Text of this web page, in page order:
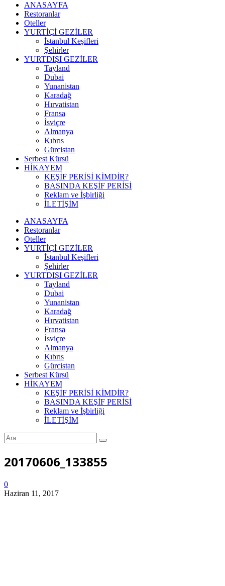
ANASAYFA
Restoranlar
Oteller
YURTİÇİ GEZİLER
İstanbul Keşifleri
Şehirler
YURTDIŞI GEZİLER
Tayland
Dubai
Yunanistan
Karadağ
Hırvatistan
Fransa
İsviçre
Almanya
Kıbrıs
Gürcistan
Serbest Kürsü
HİKAYEM
KEŞİF PERİSİ KİMDİR?
BASINDA KEŞİF PERİSİ
Reklam ve İşbirliği
İLETİŞİM
ANASAYFA
Restoranlar
Oteller
YURTİÇİ GEZİLER
İstanbul Keşifleri
Şehirler
YURTDIŞI GEZİLER
Tayland
Dubai
Yunanistan
Karadağ
Hırvatistan
Fransa
İsviçre
Almanya
Kıbrıs
Gürcistan
Serbest Kürsü
HİKAYEM
KEŞİF PERİSİ KİMDİR?
BASINDA KEŞİF PERİSİ
Reklam ve İşbirliği
İLETİŞİM
20170606_133855
0
Haziran 11, 2017